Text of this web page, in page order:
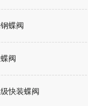
蝶阀
阀
快装蝶阀